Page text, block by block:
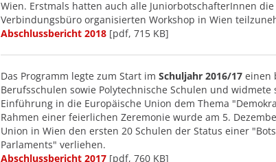
Wien. Erstmals hatten auch alle JuniorbotschafterInnen
Verbindungsbüro organisierten Workshop in Wien
Abschlussbericht 2018 [pdf, 715 KB]
Das Programm legte zum Start im Schuljahr 2016/17 einen
Berufsschulen sowie Polytechnische Schulen und
Einführung in die Europäische Union dem Thema
Rahmen einer feierlichen Zeremonie wurde am 5.
Union in Wien den ersten 20 Schulen der Status einer
Parlaments" verliehen.
Abschlussbericht 2017 [pdf, 760 KB]